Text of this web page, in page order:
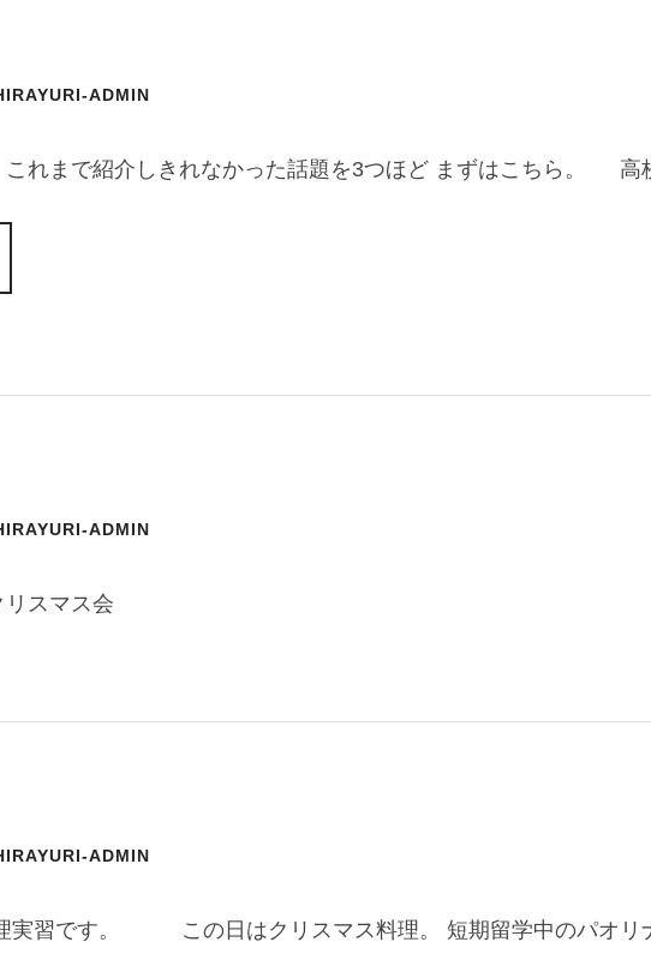
ADMIN
これまで紹介しきれなかった話題を3つほど まずはこちら。 高
ADMIN
等学校 クリスマス会
ADMIN
実習です。 この日はクリスマス料理。 短期留学中のパオリ